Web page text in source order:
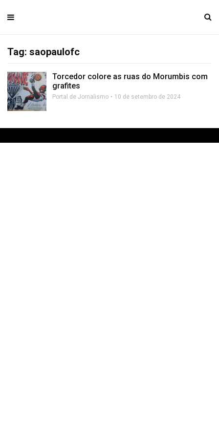
Tag: saopaulofc
Torcedor colore as ruas do Morumbis com
grafites
Portal de Jornalismo 10 de setembro de 2024